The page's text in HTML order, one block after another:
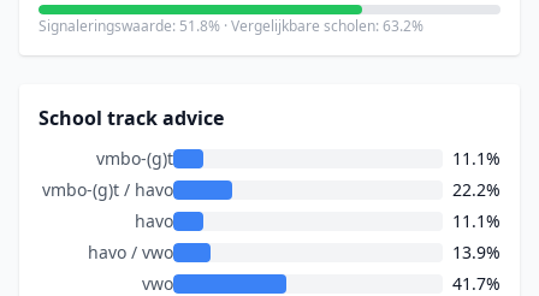
Signaleringswaarde: 51.8% · Vergelijkbare scholen: 63.2%
School track advice
vmbo-(g)t
11.1%
vmbo-(g)t / havo
22.2%
havo
11.1%
havo / vwo
13.9%
vwo
41.7%